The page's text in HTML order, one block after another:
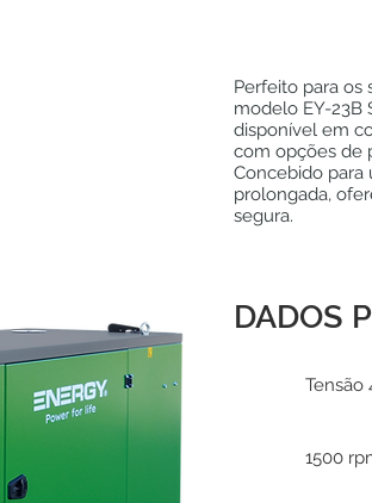
Perfeito para os
modelo EY-23B
disponível em
com opções de
Concebido para
prolongada,
segura.
DADOS
Tensão
1500